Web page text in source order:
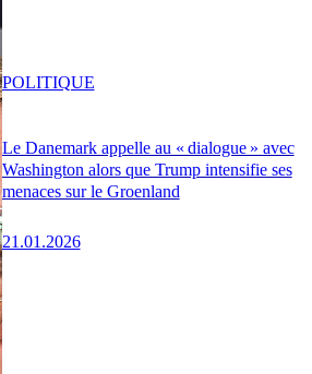
Le Danemark appelle au « dialogue » avec
Washington alors que Trump intensifie ses
menaces sur le Groenland
21.01.2026
POLITIQUE